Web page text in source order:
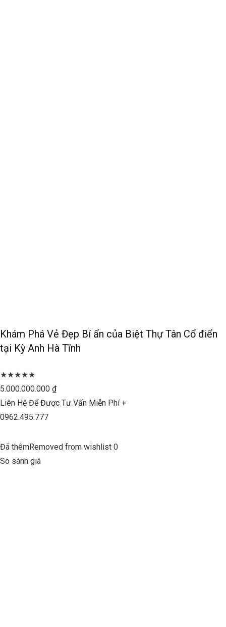
Khám Phá Vẻ Đẹp Bí ẩn của Biệt Thự Tân Cổ điển
tại Kỳ Anh Hà Tĩnh
★★★★★
5.000.000.000 ₫
Liên Hệ Để Được Tư Vấn Miễn Phí +
0962.495.777
Đã thêmRemoved from wishlist 0
So sánh giá